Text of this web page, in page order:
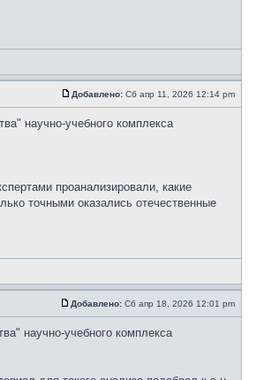
Добавлено: Сб апр 11, 2026 12:14 pm
научно-учебного комплекса
проанализировали, какие
точными оказались отечественные
Добавлено: Сб апр 18, 2026 12:01 pm
научно-учебного комплекса